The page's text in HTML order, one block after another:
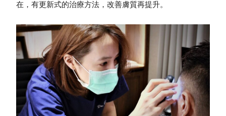
在，有更新式的治療方法，改善膚質再提升。